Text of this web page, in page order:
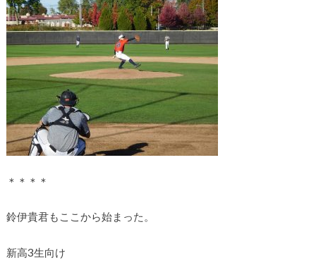
＊＊＊＊
鈴伊貴君もここから始まった。
新高3生向け